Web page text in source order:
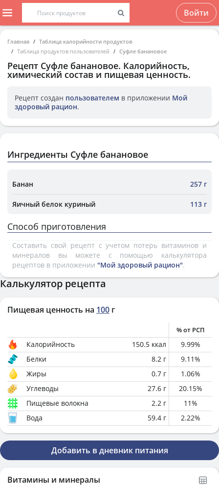
Войти
Главная
Таблица калорийности продуктов
Таблица продуктов пользователей
Суфле банановое
Рецепт Суфле банановое. Калорийность,
химический состав и пищевая ценность.
Рецепт создан пользователем в приложении Мой
здоровый рацион.
Ингредиенты Суфле банановое
Банан 257 г
Яичный белок куриный 113 г
Способ приготовления
Составить свой рецепт с учетом потерь витаминов и
минералов вы можете с помощью калькулятора
рецептов в приложении "Мой здоровый рацион".
Калькулятор рецепта
Пищевая ценность на 100 г
% от РСП
Калорийность 150.5 ккал 9.99%
Белки
8.2 г 9.11%
Жиры
0.7 г 1.06%
Углеводы
27.6 г 20.15%
Пищевые волокна
2.2 г 11%
Вода
59.4 г 2.22%
Добавить в дневник питания
Витамины и минералы